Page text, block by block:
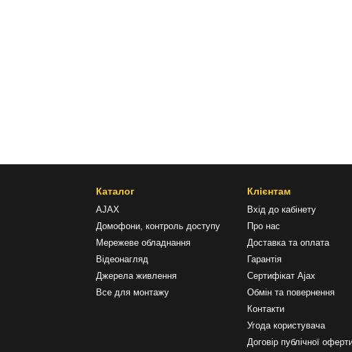
Каталог
AJAX
Домофони, контроль доступу
Мережеве обладнання
Відеонагляд
Джерела живлення
Все для монтажу
Клієнтам
Вхід до кабінету
Про нас
Доставка та оплата
Гарантія
Сертифікат Ajax
Обмін та повернення
Контакти
Угода користувача
Договір публічної